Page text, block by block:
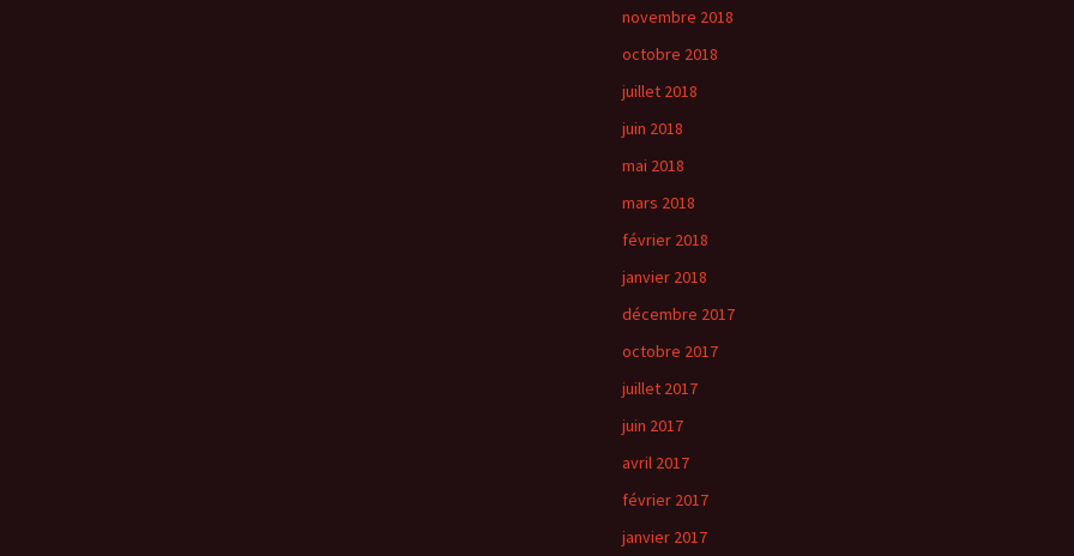
novembre 2018
octobre 2018
juillet 2018
juin 2018
mai 2018
mars 2018
février 2018
janvier 2018
décembre 2017
octobre 2017
juillet 2017
juin 2017
avril 2017
février 2017
janvier 2017